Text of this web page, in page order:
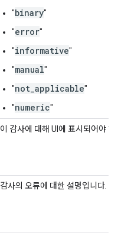
"binary"
"error"
"informative"
"manual"
"not_applicable"
"numeric"
이 감사에 대해 UI에 표시되어야
감사의 오류에 대한 설명입니다.